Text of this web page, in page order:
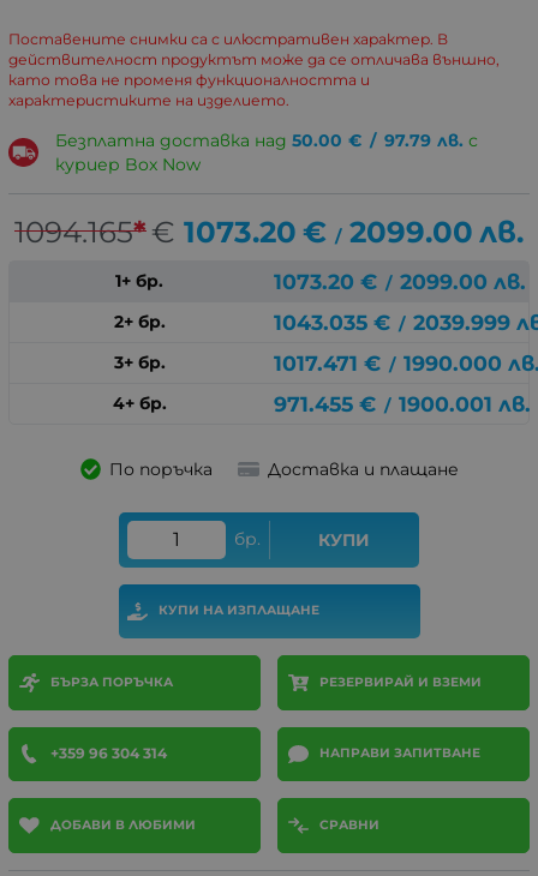
Поставените снимки са с илюстративен характер. В
действителност продуктът може да се отличава външно,
като това не променя функционалността и
характеристиките на изделието.
Безплатна доставка над 50.00 € / 97.79 лв. с
куриер Box Now
1094.165*€ 1073.20 € / 2099.00 лв.
1+ бр. 1073.20 € / 2099.00 лв.
2+ бр. 1043.035 € / 2039.999
3+ бр. 1017.471 € / 1990.000
4+ бр. 971.455 € / 1900.001 лв.
По поръчка Доставка и плащане
бр. КУПИ
КУПИ НА ИЗПЛАЩАНЕ
БЪРЗА ПОРЪЧКА РЕЗЕРВИРАЙ И ВЗЕМИ
+359 96 304 314 НАПРАВИ ЗАПИТВАНЕ
ДОБАВИ В ЛЮБИМИ СРАВНИ